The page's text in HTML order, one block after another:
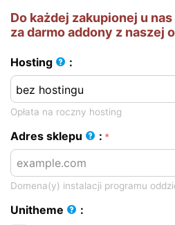
Do każdej zakupionej u
za darmo addony z naszej
Hosting :
Opłata na roczny hosting
Adres sklepu :
Domena(y) instalacji programu
Unitheme
: